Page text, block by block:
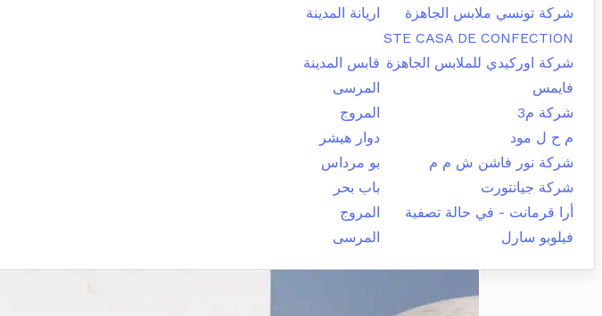
شركة تونسي ملابس الجاهزة
اريانة المدينة
STE CASA DE CONFECTION
شركة اوركيدي للملابس الجاهزة قابس المدينة
فايمس
المرسى
شركة م3
المروج
م ح ل مود
دوار هيشر
شركة نور فاشن ش م م
بو مرداس
شركة جيانتورت
باب بحر
أرا قرمانت - في حالة تصفية
المروج
فيلوبو سارل
المرسى